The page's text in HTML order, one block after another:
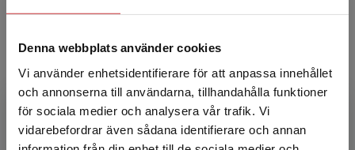
Denna webbplats använder cookies
Vi använder enhetsidentifierare för att anpassa innehållet
och annonserna till användarna, tillhandahålla funktioner
för sociala medier och analysera vår trafik. Vi
vidarebefordrar även sådana identifierare och annan
Begränsad fraktregion
Sofia Nilsson
Sofia Nilsson är fil.dr i pedagogik och arbetar
som forskare vid Försvarshögskolans
ledarskapscentrum. Hon disputerad i
pedagogik med inriktning ar...